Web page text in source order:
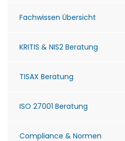
Fachwissen Übersicht
KRITIS & NIS2 Beratung
TISAX Beratung
ISO 27001 Beratung
Compliance & Normen